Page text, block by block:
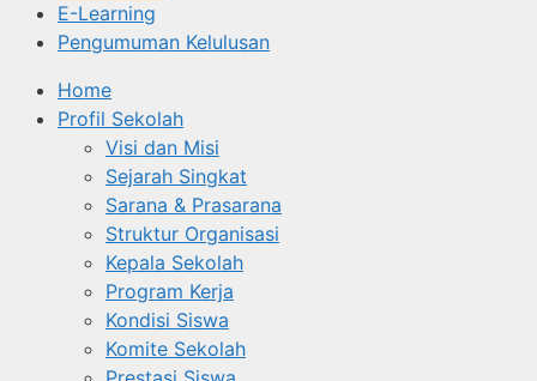
E-Learning
Pengumuman Kelulusan
Home
Profil Sekolah
Visi dan Misi
Sejarah Singkat
Sarana & Prasarana
Struktur Organisasi
Kepala Sekolah
Program Kerja
Kondisi Siswa
Komite Sekolah